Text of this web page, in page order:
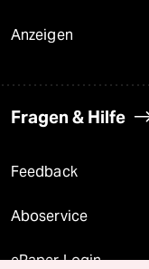
Anzeigen
Fragen & Hilfe
Feedback
Aboservice
ePaper Login